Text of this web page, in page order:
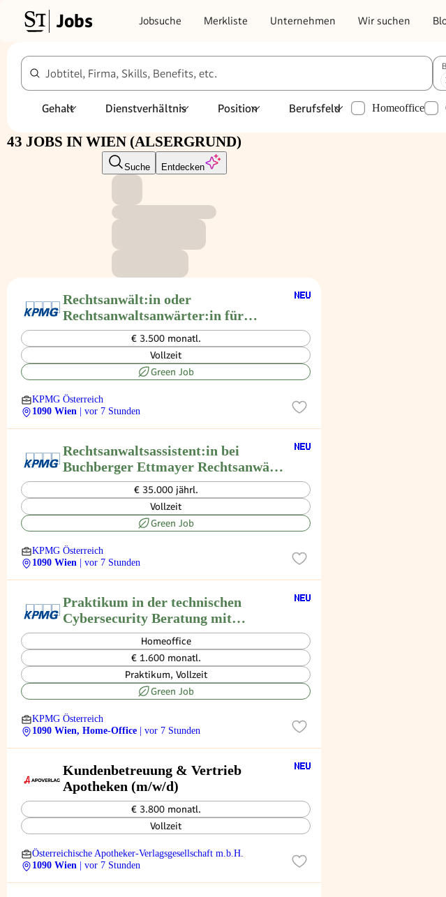
Jobs Jobsuche Merkliste Unternehmen Wir suchen
Jobtitel, Firma, Skills, Benefits, etc.
Gehalt Dienstverhältnis Position Berufsfeld Homeoffice
43 JOBS IN WIEN (ALSERGRUND)
Suche Entdecken
Rechtsanwält:in oder
Rechtsanwaltsanwärter:in für
Banken- und Finanzrecht
€ 3.500 monatl.
Vollzeit
Green Job
KPMG Österreich
1090 Wien
| vor 7 Stunden
Rechtsanwaltsassistent:in bei
Buchberger Ettmayer Rechtsanwälte
GmbH
€ 35.000 jährl.
Vollzeit
Green Job
KPMG Österreich
1090 Wien
| vor 7 Stunden
Praktikum in der technischen
Cybersecurity Beratung mit
möglichem Berufseinstieg
Homeoffice
€ 1.600 monatl.
Praktikum, Vollzeit
Green Job
KPMG Österreich
1090 Wien, Home-Office
| vor 7 Stunden
Kundenbetreuung & Vertrieb
Apotheken (m/w/d)
€ 3.800 monatl.
Vollzeit
Österreichische Apotheker-Verlagsgesellschaft m.b.H.
1090 Wien
| vor 7 Stunden